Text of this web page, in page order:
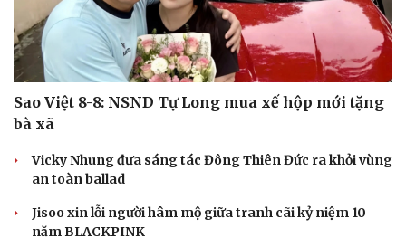
Sao Việt 8-8: NSND Tự Long mua xế hộp mới tặng
bà xã
Vicky Nhung đưa sáng tác Đông Thiên Đức ra khỏi vùng
an toàn ballad
Jisoo xin lỗi người hâm mộ giữa tranh cãi kỷ niệm 10
năm BLACKPINK